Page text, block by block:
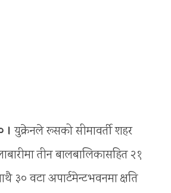
। युक्रेनले रूसको सीमावर्ती शहर
तीन बालबालिकासहित २१
३० वटा अपार्टमेन्टभवनमा क्षति